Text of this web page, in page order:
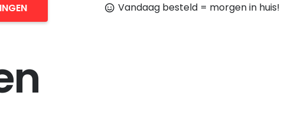
Vandaag besteld = morgen in huis!